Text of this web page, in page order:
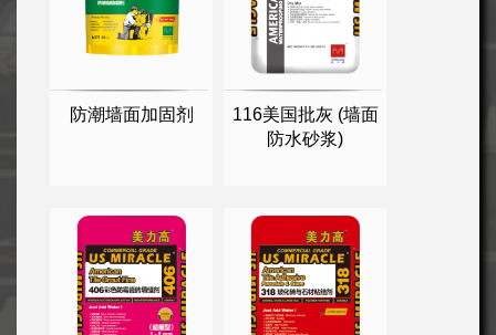
防潮墙面加固剂
116美国批灰 (墙面
防水砂浆)